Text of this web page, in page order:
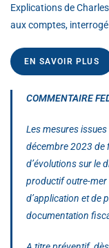
Explications de
aux comptes,
EN SAVOIR PLUS
COMMENTAIRE
Les mesures
décembre 2023 de
d’évolutions sur le
productif outre-mer
d’application et de
documentation